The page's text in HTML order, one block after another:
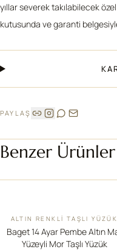
yıllar severek takılabilecek
kutusunda ve garanti
PAYLAŞ
Benzer Ürünler
İNDIRIM
ALTIN RENKLI TAŞLI YÜZÜK
Baget 14 Ayar Pembe Altın
Yüzeyli Mor Taşlı Yüzük